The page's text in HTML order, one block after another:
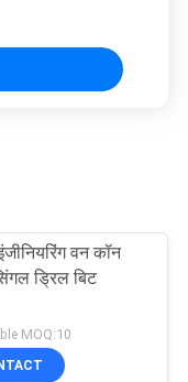
वन कॉन
ड्रिल बिट
MOQ:10